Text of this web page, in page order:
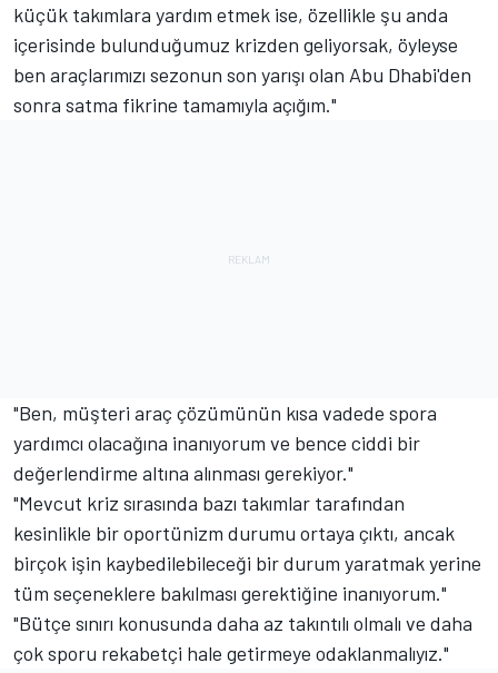
küçük takımlara yardım etmek ise, özellikle şu anda
içerisinde bulunduğumuz krizden geliyorsak, öyleyse
ben araçlarımızı sezonun son yarışı olan Abu Dhabi'den
sonra satma fikrine tamamıyla açığım."
"Ben, müşteri araç çözümünün kısa vadede spora
yardımcı olacağına inanıyorum ve bence ciddi bir
değerlendirme altına alınması gerekiyor."
"Mevcut kriz sırasında bazı takımlar tarafından
kesinlikle bir oportünizm durumu ortaya çıktı, ancak
birçok işin kaybedilebileceği bir durum yaratmak yerine
tüm seçeneklere bakılması gerektiğine inanıyorum."
"Bütçe sınırı konusunda daha az takıntılı olmalı ve daha
çok sporu rekabetçi hale getirmeye odaklanmalıyız."